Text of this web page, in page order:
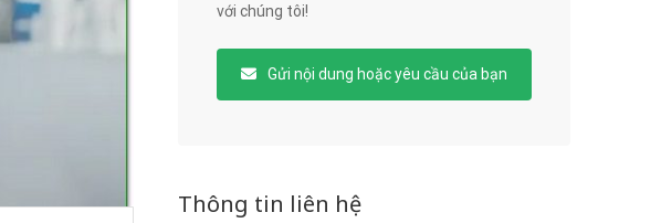
với chúng tôi!
Gửi nội dung hoặc yêu cầu của bạn
Thông tin liên hệ